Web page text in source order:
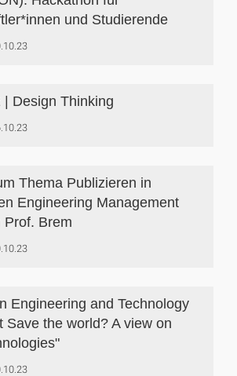
und Studierende
| Design Thinking
Thema Publizieren in
Engineering Management
Prof. Brem
Engineering and Technology
Save the world? A view on